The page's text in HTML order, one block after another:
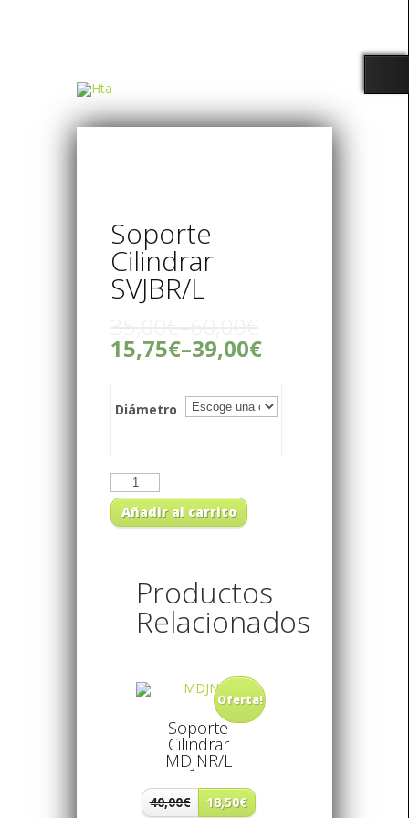
Soporte
Cilindrar
SVJBR/L
15,75€–39,00€
Diámetro
Añadir al carrito
Productos
Relacionados
Oferta!
Soporte
Cilindrar
MDJNR/L
40,00€ 18,50€